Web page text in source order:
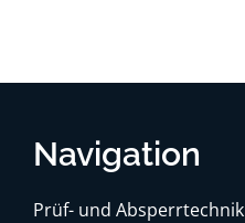
Navigation
Prüf- und Absperrtechnik